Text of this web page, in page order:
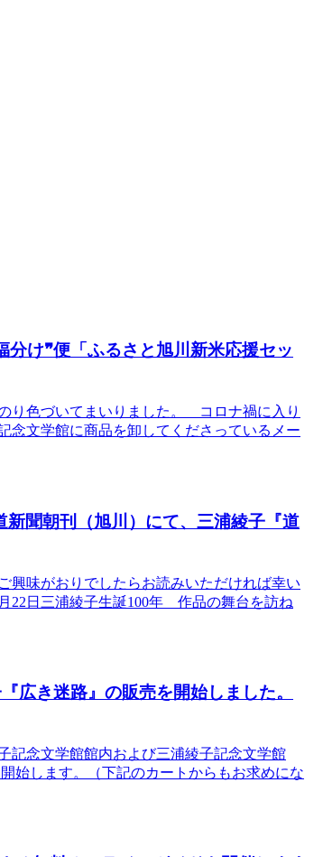
分け❞便「ふるさと旭川新米応援セッ
り色づいてまいりました。 コロナ禍に入り
念文学館に商品を卸してくださっているメー
新聞朝刊（旭川）にて、三浦綾子『道
興味がおりでしたらお読みいただければ幸い
22日三浦綾子生誕100年 作品の舞台を訪ね
広き迷路』の販売を開始しました。
記念文学館館内および三浦綾子記念文学館
始します。（下記のカートからもお求めにな